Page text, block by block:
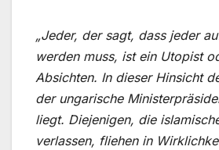
„Jeder, der sagt, dass jeder
werden muss, ist ein Utopist
Absichten. In dieser Hinsicht
der ungarische
liegt. Diejenigen, die
verlassen, fliehen in